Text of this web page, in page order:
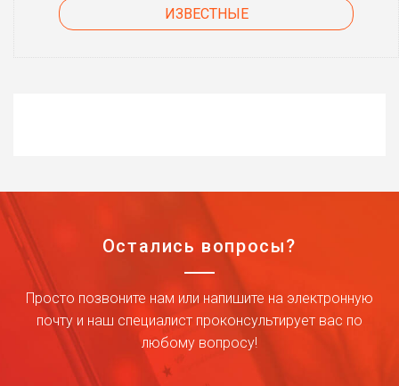
ИЗВЕСТНЫЕ
Остались вопросы?
Просто позвоните нам или напишите на электронную
почту и наш специалист проконсультирует вас по
любому вопросу!